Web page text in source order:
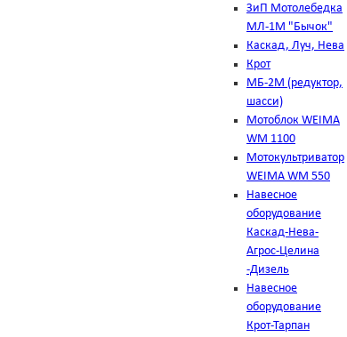
ЗиП Мотолебедка
МЛ-1М "Бычок"
Каскад, Луч, Нева
Крот
МБ-2М (редуктор,
шасси)
Мотоблок WEIMA
WM 1100
Мотокультриватор
WEIMA WM 550
Навесное
оборудование
Каскад-Нева-
Агрос-Целина
-Дизель
Навесное
оборудование
Крот-Тарпан